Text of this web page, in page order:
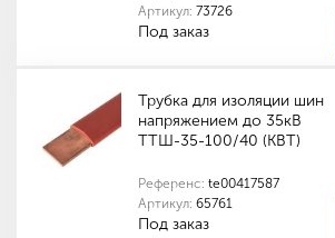
Артикул: 73726
Под заказ
Трубка для изоляции шин
напряжением до 35кВ
ТТШ-35-100/40 (КВТ)
Референс: te00417587
Артикул: 65761
Под заказ